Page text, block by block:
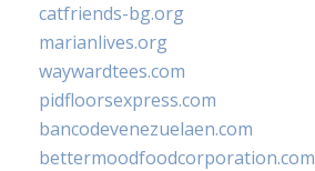
catfriends-bg.org
marianlives.org
waywardtees.com
pidfloorsexpress.com
bancodevenezuelaen.com
bettermoodfoodcorporation.com